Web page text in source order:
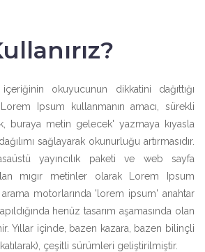
okuyucunun dikkatini dağıttığı
Ipsum kullanmanın amacı, sürekli
buraya metin gelecek' yazmaya kıyasla
sağlayarak okunurluğu artırmasıdır.
yayıncılık paketi ve web sayfa
mıgır metinler olarak Lorem Ipsum
arama motorlarında 'lorem ipsum' anahtar
henüz tasarım aşamasında olan
Yıllar içinde, bazen kazara, bazen bilinçli
çeşitli sürümleri geliştirilmiştir.